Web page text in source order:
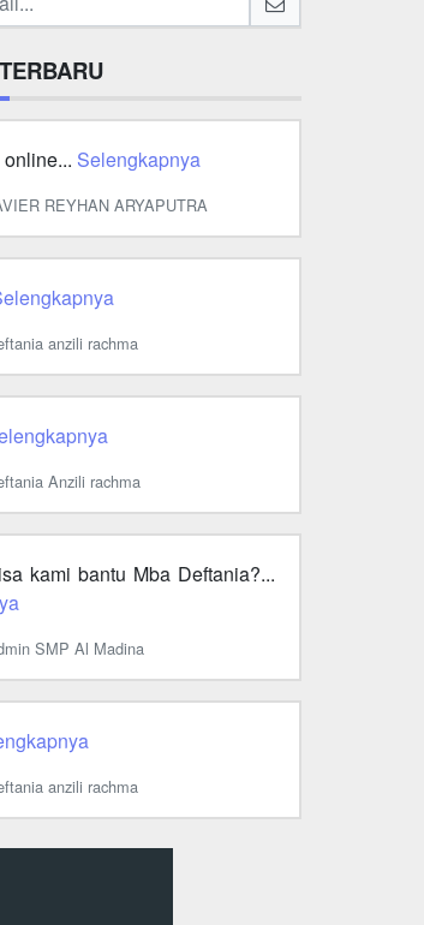
Selengkapnya
REYHAN ARYAPUTRA
anzili rachma
Anzili rachma
kami bantu Mba Deftania?...
SMP Al Madina
anzili rachma